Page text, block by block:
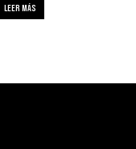
LEER MÁS